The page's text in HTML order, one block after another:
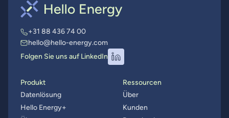
+31 88 436 74 00
hello@hello-energy.com
Folgen Sie uns auf LinkedIn
Produkt
Datenlösung
Hello Energy+
Ressourcen
Über
Kunden